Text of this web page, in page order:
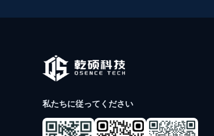
私たちに従ってください